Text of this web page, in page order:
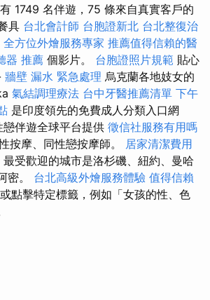
1749 名伴遊，75 條來自真實客戶的
具 台北會計師 台胞證新北 台北整復治
全方位外燴服務專家 推薦值得信賴的醫
器 推薦 個影片。 台胞證照片規範 貼心
牆壁 漏水 緊急處理 烏克蘭各地妓女的
氣結調理療法 台中牙醫推薦清單 下午
是印度領先的免費成人分類入口網
戀伴遊全球平台提供 徵信社服務有用嗎
按摩、同性戀按摩師。 居家清潔費用
最受歡迎的城市是洛杉磯、紐約、曼哈
密。 台北高級外燴服務體驗 值得信賴
點擊特定標籤，例如「女孩的性、色